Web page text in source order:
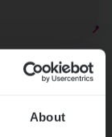
About
droge
op het